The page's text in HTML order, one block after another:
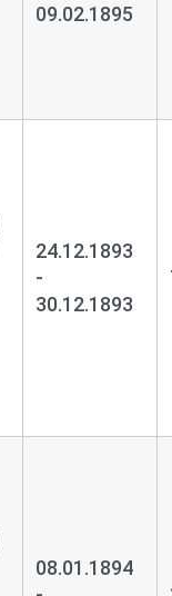
09.02.1895
24.12.1893
-
30.12.1893
08.01.1894